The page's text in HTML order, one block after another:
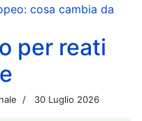
cosa cambia da
per reati
30 Luglio 2026